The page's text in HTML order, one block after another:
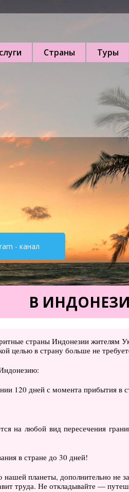
Страны Туры
- канал
В
страны Индонезии
целью в страну больше не
120 дней с момента прибытия в
на любой вид пересечения
в стране до 30 дней!
планеты, дополнительно не
труда. Не откладывайте —